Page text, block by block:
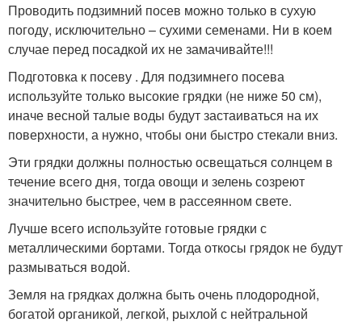
Проводить подзимний посев можно только в сухую
погоду, исключительно – сухими семенами. Ни в коем
случае перед посадкой их не замачивайте!!!
Подготовка к посеву . Для подзимнего посева
используйте только высокие грядки (не ниже 50 см),
иначе весной талые воды будут застаиваться на их
поверхности, а нужно, чтобы они быстро стекали вниз.
Эти грядки должны полностью освещаться солнцем в
течение всего дня, тогда овощи и зелень созреют
значительно быстрее, чем в рассеянном свете.
Лучше всего используйте готовые грядки с
металлическими бортами. Тогда откосы грядок не будут
размываться водой.
Земля на грядках должна быть очень плодородной,
богатой органикой, легкой, рыхлой с нейтральной